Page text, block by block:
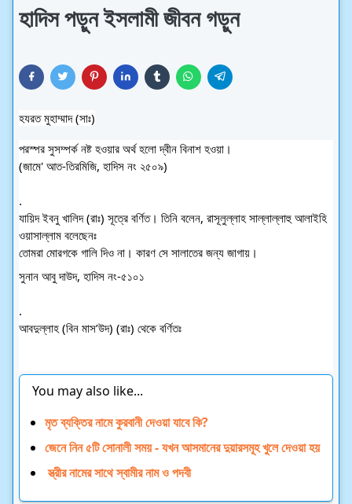
হাদিস পড়ুন ইসলামী জীবন গড়ুন
হযরত মুহাম্মাদ (সাঃ)
পরস্পর সুসম্পর্ক নষ্ট হওয়ার অর্থ হলো দ্বীন বিনাশ হওয়া।
(জামে' আত-তিরমিজি, হাদিস নং ২৫০৯)
.
যায়িদ ইবনু খালিদ (রাঃ) সূত্রে বর্ণিত। তিনি বলেন, রাসূলুল্লাহ সাল্লাল্লাহু আলাইহি
ওয়াসাল্লাম বলেছেনঃ
তোমরা মোরগকে গালি দিও না। কারণ সে সালাতের জন্য জাগায়।
সুনান আবু দাউদ, হাদিস নং-৫১০১
.
আবদুল্লাহ (বিন মাস’উদ) (রাঃ) থেকে বর্ণিতঃ
You may also like...
মৃত ব্যক্তির নামে কুরবানী দেওয়া যাবে কি?
জেনে নিন ৫টি সোনালী সময় - যখন আসমানের দুয়ারসমূহ খুলে দেওয়া হয়
স্ত্রীর নামের সাথে স্বামীর নাম ও পদবী